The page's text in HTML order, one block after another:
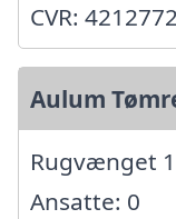
CVR:
Aulum
Rugvænget
Ansatte: 0